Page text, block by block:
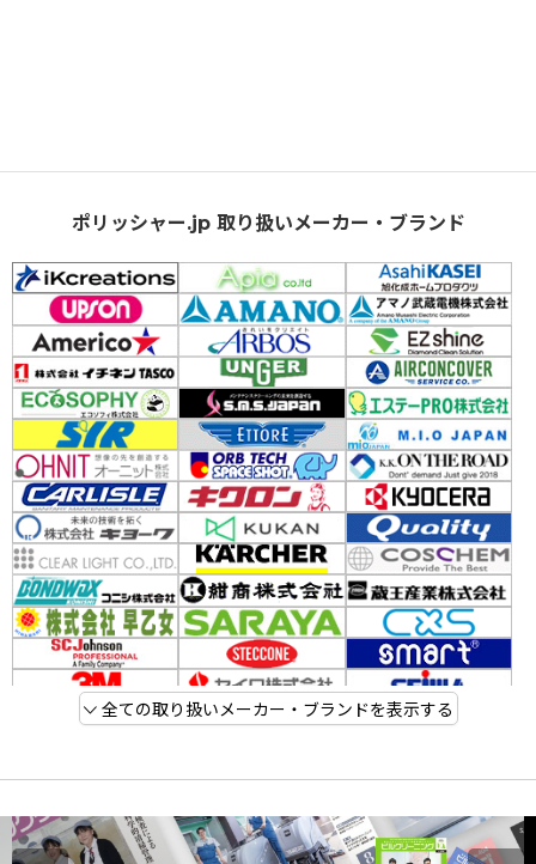
ポリッシャー.jp 取り扱いメーカー・ブランド
全ての取り扱いメーカー・ブランドを表示する